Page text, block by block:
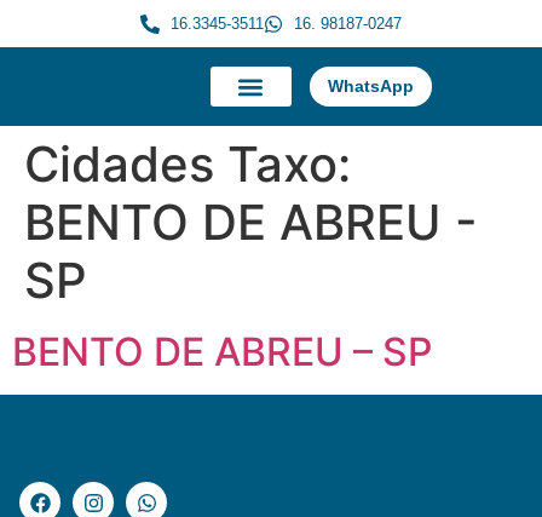
16.3345-3511 16. 98187-0247
WhatsApp
Cidades Taxo:
BENTO DE ABREU -
SP
BENTO DE ABREU – SP